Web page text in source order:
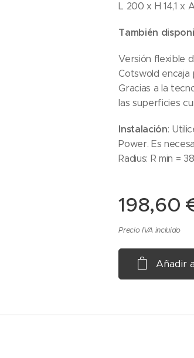
L 200 x H 14,1 x
También
Versión flexible
Cotswold encaja
Gracias a la
las superficies
Instalación:
Power. Es
Radius: R min =
198,60
Precio IVA incluido
Añadir